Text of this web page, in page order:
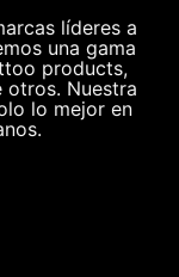
líderes a
una gama
products,
otros. Nuestra
lo mejor en